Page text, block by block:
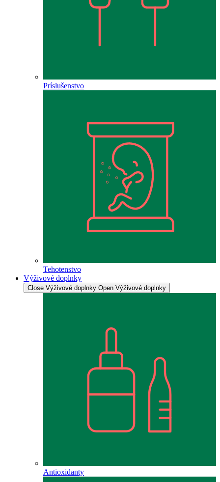
Príslušenstvo
Tehotenstvo
Výživové doplnky
Close Výživové doplnky Open Výživové doplnky
Antioxidanty